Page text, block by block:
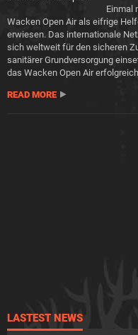
Einmal
Wacken Open Air als eifrige
erwiesen. Das internationale
sich weltweit für den sicheren
sanitärer Grundversorgung
das Wacken Open Air
READ MORE
LASTEST NEWS